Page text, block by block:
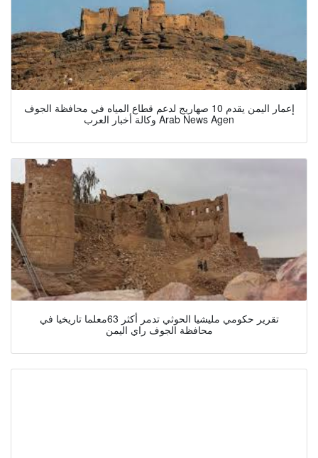
إعمار اليمن يقدم 10 صهاريج لدعم قطاع المياه في محافظة الجوف
وكالة أخبار العرب Arab News Agen
تقرير حكومي مليشيا الحوثي تدمر أكثر 63معلما تاريخيا في
محافظة الجوف راي اليمن